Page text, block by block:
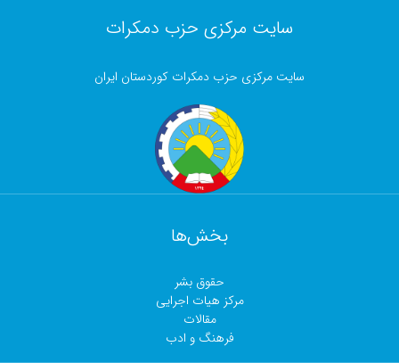
سایت مرکزی حزب دمکرات
سایت مرکزی حزب دمکرات کوردستان ایران
بخش‌ها
حقوق بشر
مرکز هیات اجرایی
مقالات
فرهنگ و ادب